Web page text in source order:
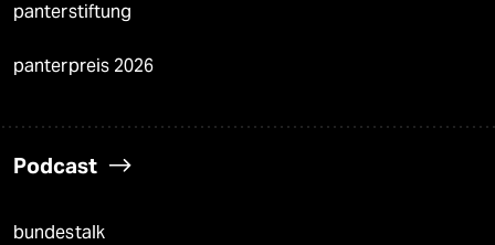
panterstiftung
panterpreis 2026
Podcast
bundestalk